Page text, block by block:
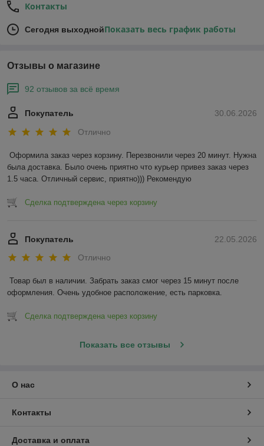
Контакты
Сегодня выходнойПоказать весь график работы
Отзывы о магазине
92 отзывов за всё время
30.06.2026
Покупатель
Отлично
Оформила заказ через корзину. Перезвонили через 20 минут. Нужна
была доставка. Было очень приятно что курьер привез заказ через
1.5 часа. Отличный сервис, приятно))) Рекомендую
Сделка подтверждена через корзину
22.05.2026
Покупатель
Отлично
Товар был в наличии. Забрать заказ смог через 15 минут после
оформления. Очень удобное расположение, есть парковка.
Сделка подтверждена через корзину
Показать все отзывы
О нас
Контакты
Доставка и оплата